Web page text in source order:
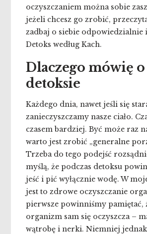
oczyszczaniem można sobie
jeżeli chcesz go zrobić,
zadbaj o siebie odpowiedzialnie
Detoks według Kach.
Dlaczego mówię o
detoksie
Każdego dnia, nawet jeśli się
zanieczyszczamy nasze ciało.
czasem bardziej. Być może raz
warto jest zrobić „generalne
Trzeba do tego podejść
myślą, że podczas detoksu
jeść i pić wyłącznie wodę. W
jest to zdrowe oczyszczanie
pierwsze powinniśmy pamiętać,
organizm sam się oczyszcza –
wątrobę i nerki. Niemniej